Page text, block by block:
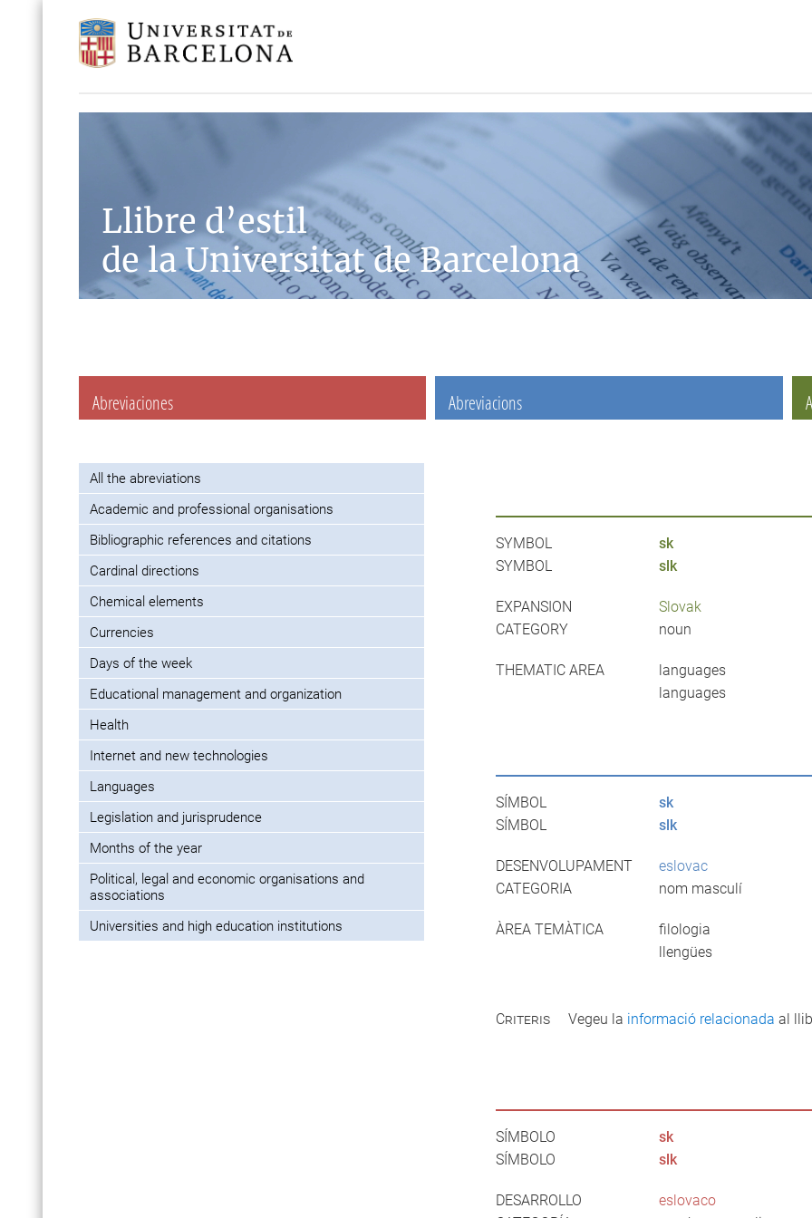
Llibre d’estil
de la Universitat de Barcelona
Abreviaciones Abreviacions
All the abreviations
Academic and professional organisations
Bibliographic references and citations
Cardinal directions
Chemical elements
Currencies
Days of the week
Educational management and organization
Health
Internet and new technologies
Languages
Legislation and jurisprudence
Months of the year
Political, legal and economic organisations and
associations
Universities and high education institutions
SYMBOL
sk
SYMBOL
slk
EXPANSION
Slovak
CATEGORY
noun
THEMATIC AREA
languages
languages
SÍMBOL
sk
SÍMBOL
slk
DESENVOLUPAMENT
eslovac
CATEGORIA
nom masculí
ÀREA TEMÀTICA
filologia
llengües
Criteris Vegeu la informació relacionada al
SÍMBOLO
sk
SÍMBOLO
slk
DESARROLLO
eslovaco